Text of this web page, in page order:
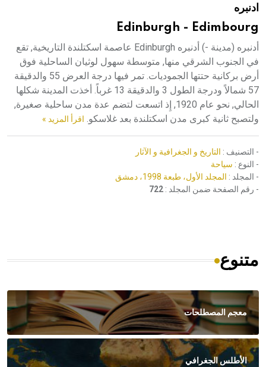
ادنبره
Edinburgh - Edimbourg
أدنبره (مدينة -) أدنبره Edinburgh عاصمة اسكتلندة التاريخية, تقع
في الجنوب الشرقي منها, متوسطة سهول لوثيان الساحلية فوق
أرض بركانية حتتها الجموديات. تمر فيها درجة العرض 55 والدقيقة
57 شمالاً ودرجة الطول 3 والدقيقة 13 غرباً. أخذت المدينة شكلها
الحالي, نحو عام 1920, إِذ اتسعت لتضم عدة مدن ساحلية صغيرة,
ولتصبح ثانية كبرى مدن اسكتلندة بعد غلاسكو. اقرأ المزيد »
- التصنيف : التاريخ و الجغرافية و الآثار
- النوع : سياحة
- المجلد : المجلد الأول، طبعة 1998، دمشق
- رقم الصفحة ضمن المجلد : 722
متنوع
معجم المصطلحات
الأطلس الجغرافي